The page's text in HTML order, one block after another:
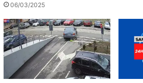
06/03/2025